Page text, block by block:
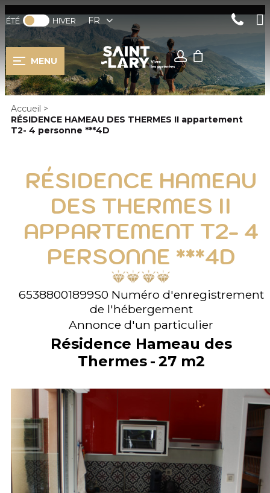
ÉTÉ HIVER FR
MENU
Accueil >
RÉSIDENCE HAMEAU DES THERMES II appartement
T2- 4 personne ***4D
RÉSIDENCE HAMEAU
DES THERMES II
APPARTEMENT T2- 4
PERSONNE ***4D
65388001899S0 Numéro d'enregistrement
de l'hébergement
Annonce d'un particulier
Résidence Hameau des
Thermes
27 m2